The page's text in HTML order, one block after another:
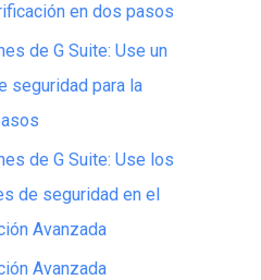
en dos pasos
de G Suite: Use un
seguridad para la
de G Suite: Use los
de seguridad en el
Avanzada
Avanzada